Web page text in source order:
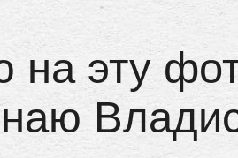
на эту